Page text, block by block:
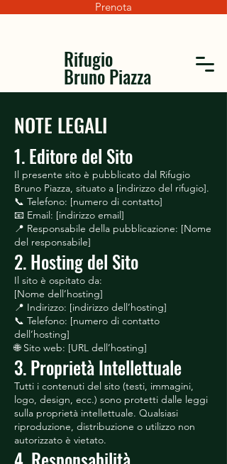
Prenota
Rifugio
Bruno Piazza
NOTE LEGALI
1. Editore del Sito
Il presente sito è pubblicato dal Rifugio
Bruno Piazza, situato a [indirizzo del rifugio].
📞 Telefono: [numero di contatto]
📧 Email: [indirizzo email]
📍 Responsabile della pubblicazione: [Nome
del responsabile]
2. Hosting del Sito
Il sito è ospitato da:
[Nome dell’hosting]
📍 Indirizzo: [indirizzo dell’hosting]
📞 Telefono: [numero di contatto
dell’hosting]
🌐 Sito web: [URL dell’hosting]
3. Proprietà Intellettuale
Tutti i contenuti del sito (testi, immagini,
logo, design, ecc.) sono protetti dalle leggi
sulla proprietà intellettuale. Qualsiasi
riproduzione, distribuzione o utilizzo non
autorizzato è vietato.